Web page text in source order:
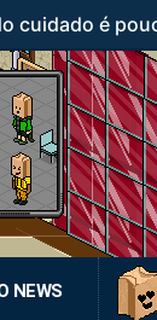
cuidado é
NEWS